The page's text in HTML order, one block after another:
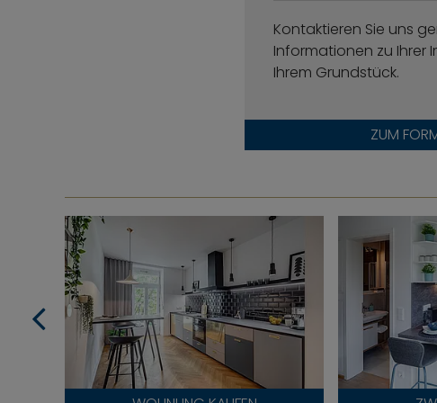
Kontaktieren Sie uns
Informationen zu Ihrer
Ihrem Grundstück.
ZUM